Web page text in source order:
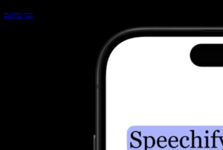
נסו בחינם